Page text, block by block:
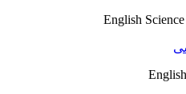
English